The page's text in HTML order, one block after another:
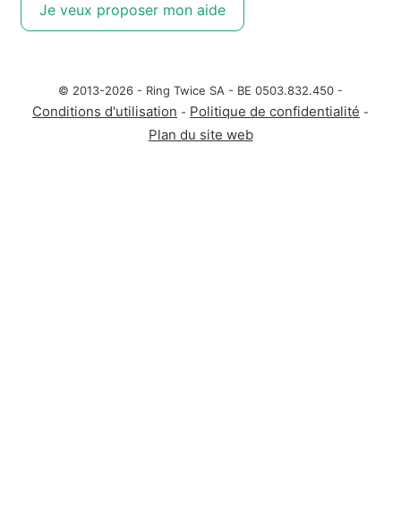
Je veux proposer mon aide
© 2013-2026 - Ring Twice SA - BE 0503.832.450 -
Conditions d'utilisation - Politique de confidentialité -
Plan du site web